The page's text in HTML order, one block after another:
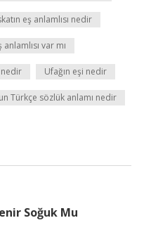
eş anlamlısı nedir
anlamlısı var mı
nedir Ufağın eşi nedir
Türkçe sözlük anlamı nedir
Soğuk Mu